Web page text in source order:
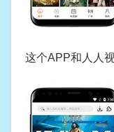
这个APP和人人